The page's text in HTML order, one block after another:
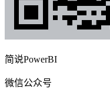
简说PowerBI
微信公众号